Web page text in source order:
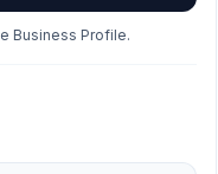
Business Profile.